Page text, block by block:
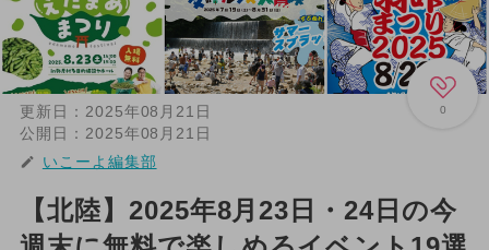
0
更新日： 2025年08月21日
公開日： 2025年08月21日
いこーよ編集部
【北陸】2025年8月23日・24日の今